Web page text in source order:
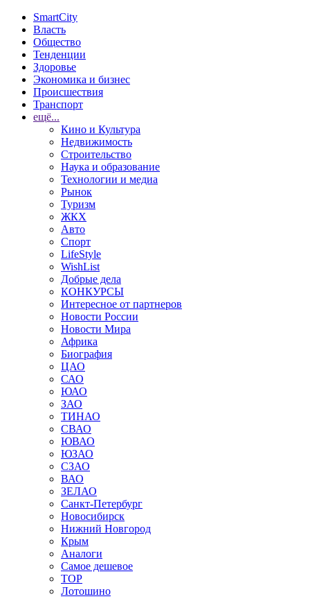
SmartCity
Власть
Общество
Тенденции
Здоровье
Экономика и бизнес
Происшествия
Транспорт
ещё...
Кино и Культура
Недвижимость
Строительство
Наука и образование
Технологии и медиа
Рынок
Туризм
ЖКХ
Авто
Спорт
LifeStyle
WishList
Добрые дела
КОНКУРСЫ
Интересное от партнеров
Новости России
Новости Мира
Африка
Биография
ЦАО
САО
ЮАО
ЗАО
ТИНАО
СВАО
ЮВАО
ЮЗАО
СЗАО
ВАО
ЗЕЛАО
Санкт-Петербург
Новосибирск
Нижний Новгород
Крым
Аналоги
Самое дешевое
TOP
Лотошино